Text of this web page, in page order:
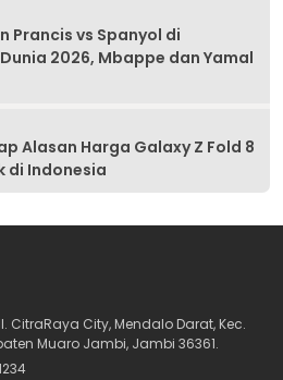
Prancis vs Spanyol di
2026, Mbappe dan Yamal
Alasan Harga Galaxy Z Fold 8
di Indonesia
CitraRaya City, Mendalo Darat, Kec.
Muaro Jambi, Jambi 36361.